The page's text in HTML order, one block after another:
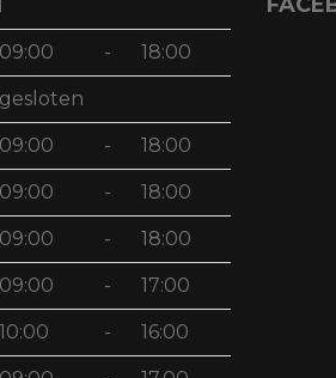
09:00 - 18:00
gesloten
09:00 - 18:00
09:00 - 18:00
09:00 - 18:00
09:00 - 17:00
10:00 - 16:00